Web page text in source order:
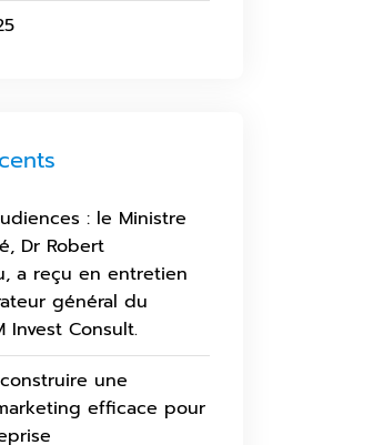
: le Ministre
Dr Robert
a reçu en entretien
général du
Invest Consult.
une
efficace pour